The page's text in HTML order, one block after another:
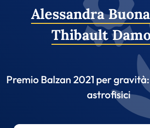
Alessandra
Thibault
Premio Balzan 2021 per
astrofisici